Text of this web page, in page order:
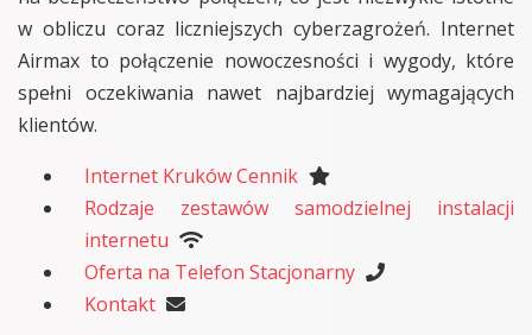
w obliczu coraz liczniejszych cyberzagrożeń. Internet
Airmax to połączenie nowoczesności i wygody, które
spełni oczekiwania nawet najbardziej wymagających
klientów.
Internet Kruków Cennik
Rodzaje zestawów samodzielnej instalacji
internetu
Oferta na Telefon Stacjonarny
Kontakt